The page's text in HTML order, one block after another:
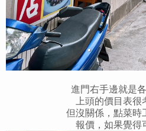
進門右手邊就是
上頭的價目表很
但沒關係，點菜時
報價，如果覺得